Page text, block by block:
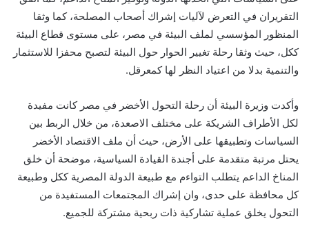
التقريران في التعرض لآليات إشراك أصحاب المصلحة، كما وثقا
المنظور المؤسسي لملف البيئة في مصر، على مستوى قطاع البيئة
ككل، حيث وثقا رحلة تغيير الحوار حول البيئة لتصبح محفزا للاستثمار
والتنمية بدلا من اعتياد النظر لها كمعرقل.
وأكدت وزيرة البيئة أن رحلة التحول الأخضر في مصر كانت مفيدة
لكل الأطراف الشريكة على مختلف الاصعدة، من خلال الربط بين
السياسات وتطبيقها على الأرض، حيث أن ملف الاقتصاد الأخضر
يحتل مرتبة متقدمة على أجندة القيادة السياسية، موضحة أن خلق
المناخ الداعم يتطلب التواءم مع طبيعة الدولة المصرية ككل وطبيعة
كل محافظة على حدى، وان إشراك المجتمعات المستفيدة من
التحول يخلق عملية تشاركية ذات ربحية مشتركة للجميع.